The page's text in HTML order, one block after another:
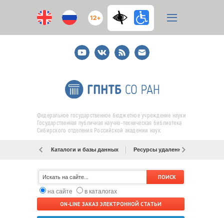
12+
YoutubeВКонтакте
RSS
E-
mail
подписка
Федеральное государственное бюджетное учреждение науки
Государственная публичная научно-техническая библиотека
Сибирского отделения Российской академии наук
Каталоги и базы данных Ресурсы удаленного доступа
на сайте
в каталогах
ON-LINE ЗАКАЗ ЭЛЕКТРОННОЙ СТАТЬИ